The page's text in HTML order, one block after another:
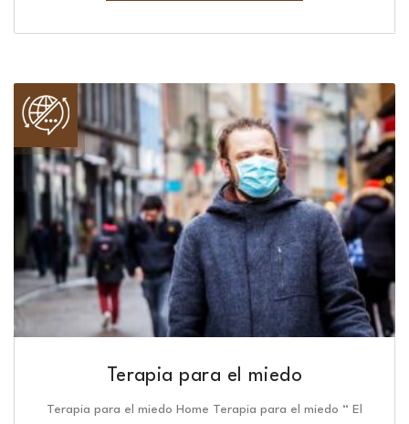
Terapia para el miedo
Terapia para el miedo Home Terapia para el miedo “ El